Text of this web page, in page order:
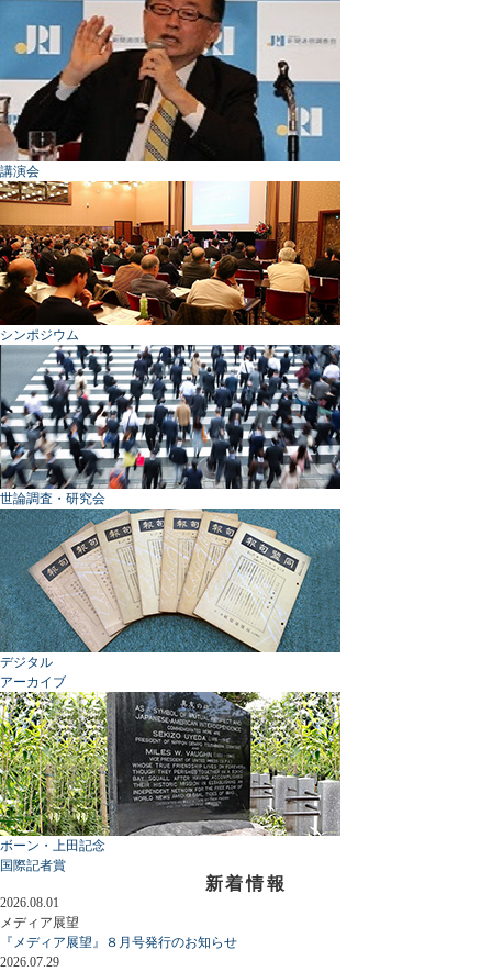
講演会
シンポジウム
世論調査・研究会
デジタル
アーカイブ
ボーン・上田記念
国際記者賞
新着情報
2026.08.01
メディア展望
『メディア展望』８月号発行のお知らせ
2026.07.29